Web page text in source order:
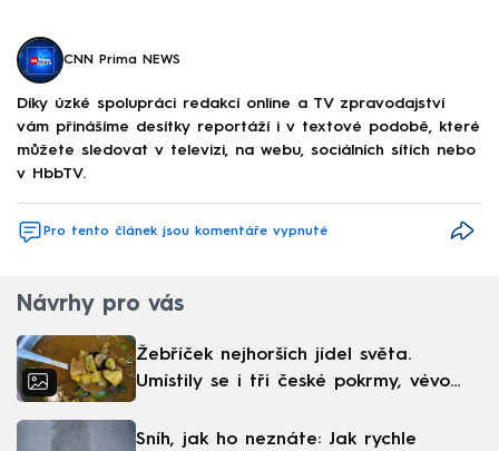
CNN Prima NEWS
Díky úzké spolupráci redakcí online a TV zpravodajství
vám přinášíme desítky reportáží i v textové podobě, které
můžete sledovat v televizi, na webu, sociálních sítích nebo
v HbbTV.
Pro tento článek jsou komentáře vypnuté
Návrhy pro vás
Žebříček nejhorších jídel světa.
Umístily se i tři české pokrmy, vévodí
Sníh, jak ho neznáte: Jak rychle